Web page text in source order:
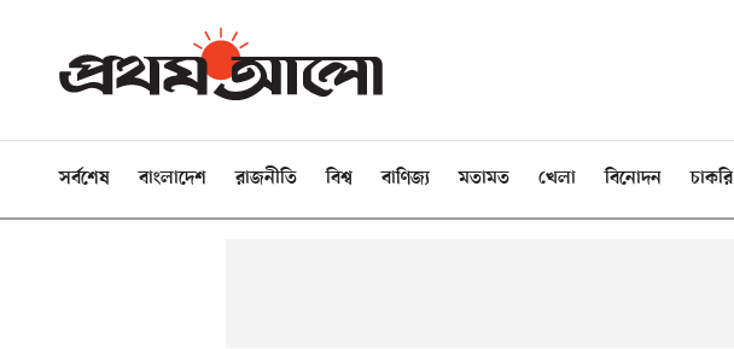
সর্বশেষ বাংলাদেশ রাজনীতি বিশ্ব বাণিজ্য মতামত খেলা বিনোদন চাকরি